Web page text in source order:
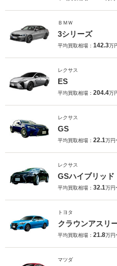
ＢＭＷ
3シリーズ
平均買取相場： 142.3万
レクサス
ES
平均買取相場： 204.4万
レクサス
GS
平均買取相場： 22.1万円
レクサス
GSハイブリッド
平均買取相場： 32.1万円
トヨタ
クラウンアスリ
平均買取相場： 21.8万円
マツダ